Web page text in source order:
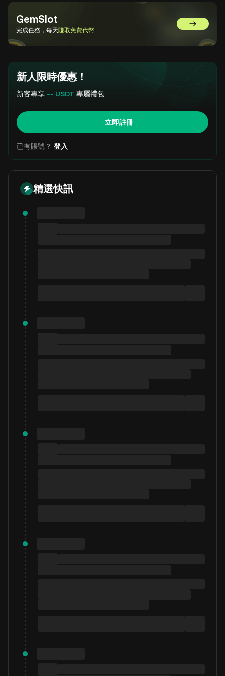
GemSlot
完成任務，每天賺取免費代幣 前往
新人限時優惠！
新客專享 -- USDT 專屬禮包
立即註冊
已有賬號？ 登入
精選快訊